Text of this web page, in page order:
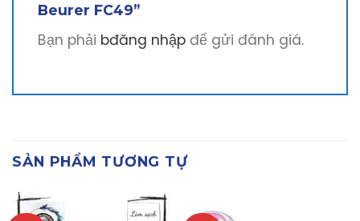
Beurer FC49”
Bạn phải bđăng nhập để gửi đánh giá.
SẢN PHẨM TƯƠNG TỰ